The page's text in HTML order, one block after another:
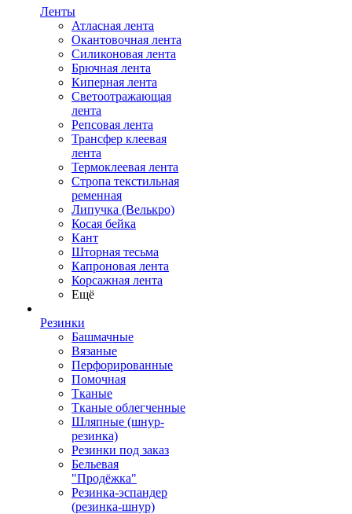
Ленты
Атласная лента
Окантовочная лента
Силиконовая лента
Брючная лента
Киперная лента
Светоотражающая
лента
Репсовая лента
Трансфер клеевая
лента
Термоклеевая лента
Стропа текстильная
ременная
Липучка (Велькро)
Косая бейка
Кант
Шторная тесьма
Капроновая лента
Корсажная лента
Ещё
Резинки
Башмачные
Вязаные
Перфорированные
Помочная
Тканые
Тканые облегченные
Шляпные (шнур-
резинка)
Резинки под заказ
Бельевая
"Продёжка"
Резинка-эспандер
(резинка-шнур)